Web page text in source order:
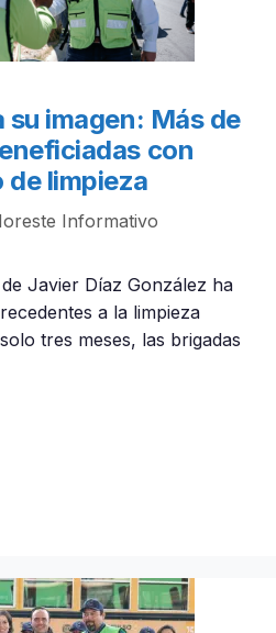
su imagen: Más de
con
limpieza
Informativo
Javier Díaz González ha
a la limpieza
tres meses, las brigadas